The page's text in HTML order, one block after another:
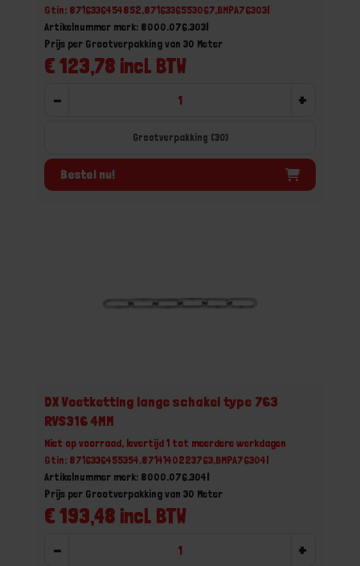
Gtin: 8716336454852,8716336553067,BMPA76303I
Artikelnummer merk: 8000.076.303I
€ 123,78 incl. BTW
Prijs per Grootverpakking van 30 Meter
- +
Grootverpakking (30)
Bestel nu!
DX Voetketting lange schakel type 763
RVS316 4MM
Niet op voorraad, levertijd 1 tot meerdere werkdagen
Gtin: 8716336455354,8714140223763,BMPA76304I
Artikelnummer merk: 8000.076.304I
€ 193,48 incl. BTW
Prijs per Grootverpakking van 30 Meter
- +